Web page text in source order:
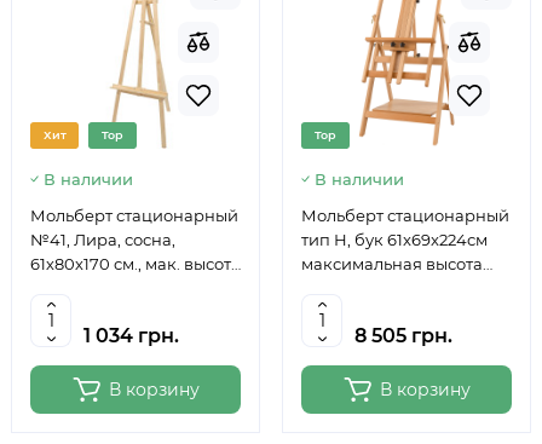
Хит Top
В наличии
Мольберт стационарный
№41, Лира, сосна,
61х80х170 см., мак. высота
Studio
1 034 грн.
В корзину
Top
В наличии
Мольберт стационарный
тип Н, бук 61x69x224см
максимальная высота
6059
8 505 грн.
В корзину